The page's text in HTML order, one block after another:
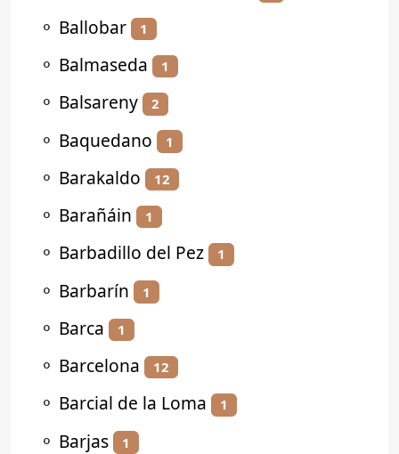
⚬ Ballobar 1
⚬ Balmaseda 1
⚬ Balsareny 2
⚬ Baquedano 1
⚬ Barakaldo 12
⚬ Barañáin 1
⚬ Barbadillo del Pez 1
⚬ Barbarín 1
⚬ Barca 1
⚬ Barcelona 12
⚬ Barcial de la Loma 1
⚬ Barjas 1